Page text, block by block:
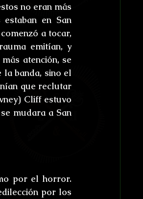
Horresco Referens
no eran más
en San
a tocar,
emitían, y
atención, se
banda, sino el
que reclutar
Cliff estuvo
mudara a San
por el horror.
por los